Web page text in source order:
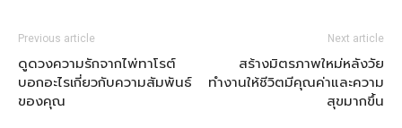
Previous article
ดูดวงความรักจากไพ่ทาโรต์
บอกอะไรเกี่ยวกับความสัมพันธ์
ของคุณ
Next article
สร้างมิตรภาพใหม่หลังวัย
ทำงานให้ชีวิตมีคุณค่าและความ
สุขมากขึ้น